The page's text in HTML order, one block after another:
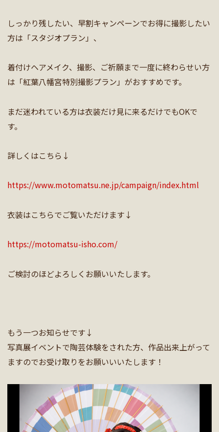
しっかり残したい、早割キャンペーンでお得に撮影したい
方は「スタジオプラン」、
着付けヘアメイク、撮影、ご祈願まで一度に終わらせい方
は「紅葉八幡宮特別撮影プラン」がおすすめです。
まだ迷われている方は衣装だけ見に来るだけでもOKで
す。
詳しくはこちら↓
https://www.motomatsu.ne.jp/campaign/index.html
衣装はこちらでご覧いただけます↓
https://motomatsu-isho.com/
ご検討のほどよろしくお願いいたします。
もう一つお知らせです↓
写真展イベントで陶芸体験をされた方、作品出来上がって
ますのでお受け取りをお願いいいたします！